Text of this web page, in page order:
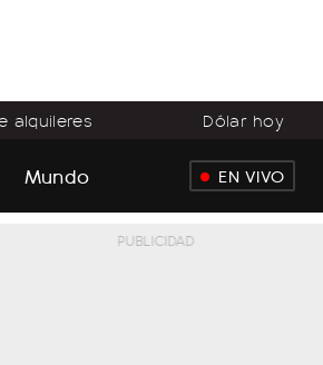
alquileres Dólar hoy
Mundo EN VIVO